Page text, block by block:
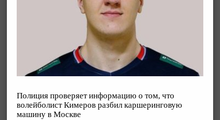
Полиция проверяет информацию о том, что
волейболист Кимеров разбил каршеринговую
машину в Москве